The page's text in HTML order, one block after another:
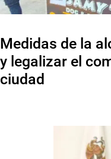
Medidas de la
y legalizar el
ciudad